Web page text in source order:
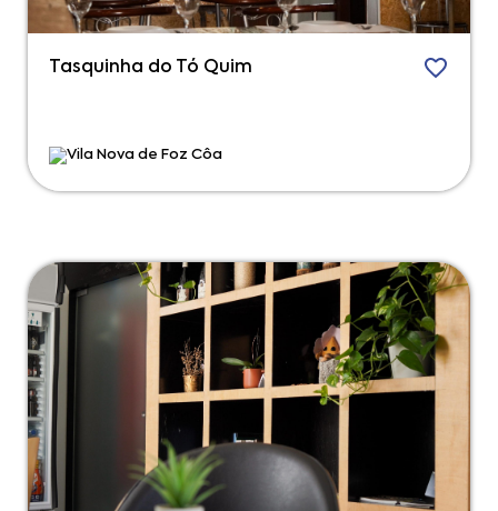
Tasquinha do Tó Quim
Vila Nova de Foz Côa